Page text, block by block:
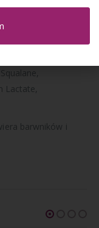
Laurate,
Lauroyl
Lactate,
barwników i